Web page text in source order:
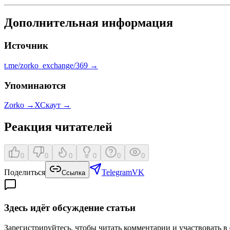
Дополнительная информация
Источник
t.me/zorko_exchange/369 →
Упоминаются
Zorko →ХСкаут →
Реакция читателей
0 0 0 0 0 0
Поделиться Ссылка TelegramVK
Здесь идёт обсуждение статьи
Зарегистрируйтесь, чтобы читать комментарии и участвовать